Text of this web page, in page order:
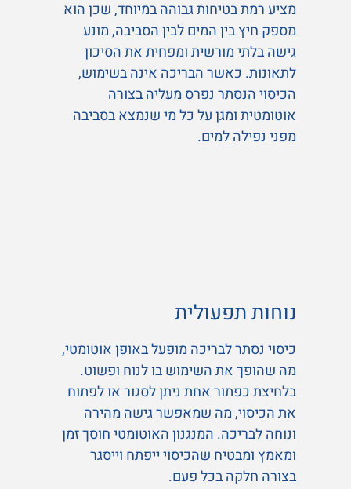
מציע רמת בטיחות גבוהה במיוחד, שכן הוא
מספק חיץ בין המים לבין הסביבה, מונע
גישה בלתי מורשית ומפחית את הסיכון
לתאונות. כאשר הבריכה אינה בשימוש,
הכיסוי הנסתר נפרס מעליה בצורה
אוטומטית ומגן על כל מי שנמצא בסביבה
מפני נפילה למים.
נוחות תפעולית
כיסוי נסתר לבריכה מופעל באופן אוטומטי,
מה שהופך את השימוש בו לנוח ופשוט.
בלחיצת כפתור אחת ניתן לסגור או לפתוח
את הכיסוי, מה שמאפשר גישה מהירה
ונוחה לבריכה. המנגנון האוטומטי חוסך זמן
ומאמץ ומבטיח שהכיסוי ייפתח וייסגר
בצורה חלקה בכל פעם.